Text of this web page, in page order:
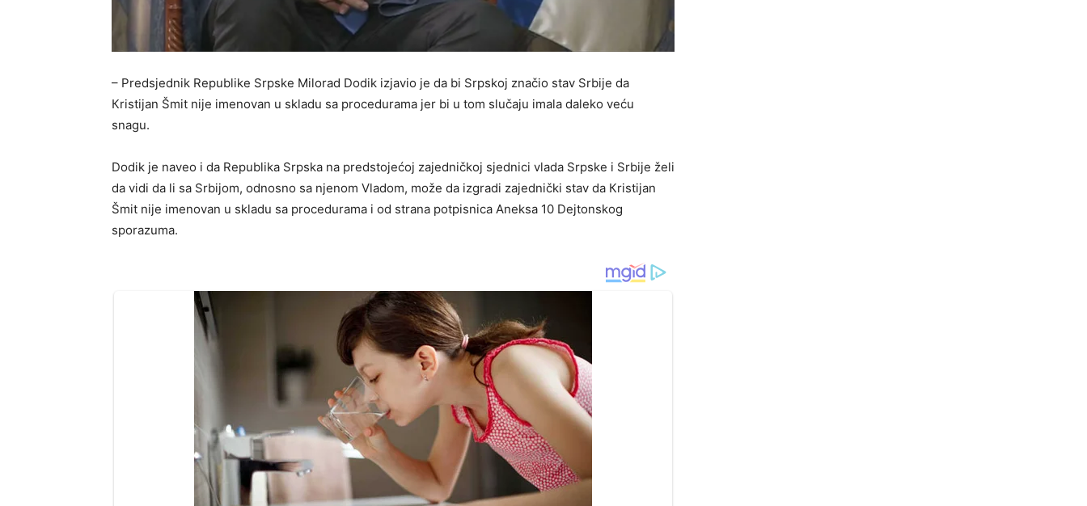
– Predsjednik Republike Srpske Milorad Dodik izjavio je da bi Srpskoj značio stav Srbije da
Кristijan Šmit nije imenovan u skladu sa procedurama jer bi u tom slučaju imala daleko veću
snagu.
Dodik je naveo i da Republika Srpska na predstojećoj zajedničkoj sjednici vlada Srpske i Srbije želi
da vidi da li sa Srbijom, odnosno sa njenom Vladom, može da izgradi zajednički stav da Кristijan
Šmit nije imenovan u skladu sa procedurama i od strana potpisnica Aneksa 10 Dejtonskog
sporazuma.